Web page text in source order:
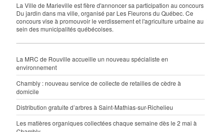
La Ville de Marieville est fière d'annoncer sa participation au concours
Du jardin dans ma ville, organisé par Les Fleurons du Québec. Ce
concours vise à promouvoir le verdissement et l'agriculture urbaine au
sein des municipalités québécoises.
La MRC de Rouville accueille un nouveau spécialiste en
environnement
Chambly : nouveau service de collecte de retailles de cèdre à
domicile
Distribution gratuite d’arbres à Saint-Mathias-sur-Richelieu
Les matières organiques collectées chaque semaine dès le 2 mai à